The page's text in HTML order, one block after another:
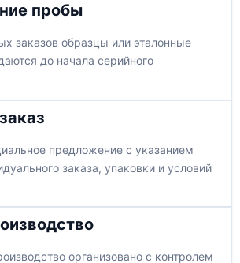
пробы
заказов образцы или эталонные
до начала серийного
предложение с указанием
заказа, упаковки и условий
организовано с контролем